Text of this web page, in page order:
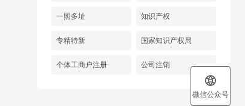
一照多址 知识产权
专精特新 国家知识产权局
个体工商户注册 公司注销

微信公众号